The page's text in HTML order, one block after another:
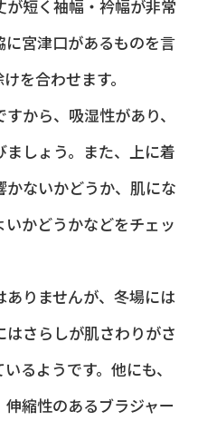
短く袖幅・衿幅が非常
宮津口があるものを言
を合わせます。
から、吸湿性があり、
しょう。また、上に着
ないかどうか、肌にな
かどうかなどをチェッ
りませんが、冬場には
さらしが肌さわりがさ
るようです。他にも、
縮性のあるブラジャー